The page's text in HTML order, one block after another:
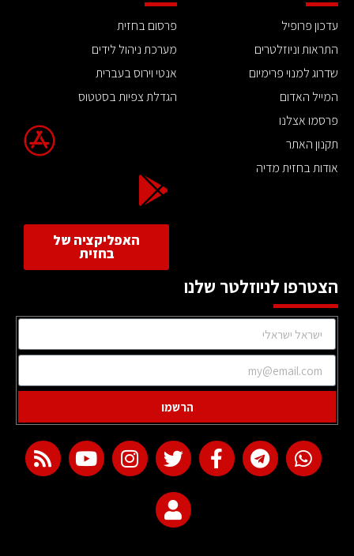
עדכון פרופיל
התראות וניוזלטרים
שדרוג למנוי פרימיום
המייל האדום
פרסמו אצלנו
תקנון האתר
אודות בחזית מדיה
פרסום בחזית
מערכת ניהול לידים
אנטי וירוס בעברית
הגדלת צפיות בסטטוס
האפליקציה של
בחזית
הצטרפו לניוזלטר שלנו
הרשמו